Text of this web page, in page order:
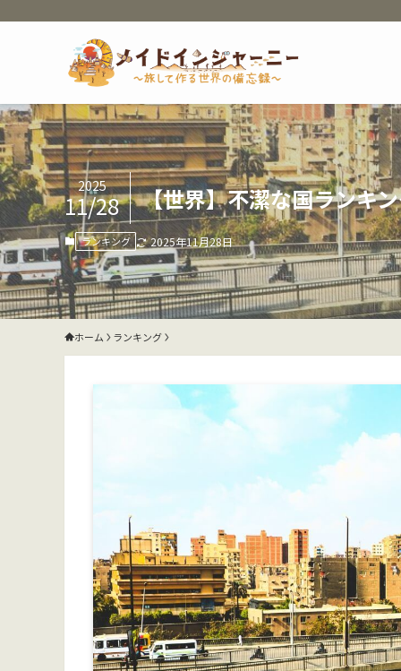
【世界】不潔な国ランキ
2025
11/28
ランキング 2025年11月28日
ホーム ランキング